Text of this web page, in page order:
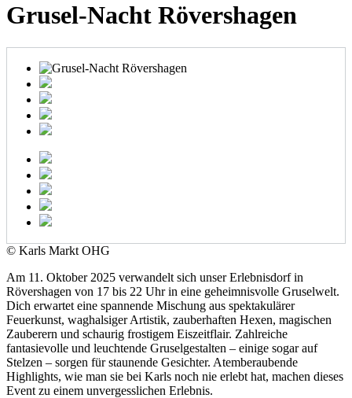
Grusel-Nacht Rövershagen
© Karls Markt OHG
Am 11. Oktober 2025 verwandelt sich unser Erlebnisdorf in
Rövershagen von 17 bis 22 Uhr in eine geheimnisvolle Gruselwelt.
Dich erwartet eine spannende Mischung aus spektakulärer
Feuerkunst, waghalsiger Artistik, zauberhaften Hexen, magischen
Zauberern und schaurig frostigem Eiszeitflair. Zahlreiche
fantasievolle und leuchtende Gruselgestalten – einige sogar auf
Stelzen – sorgen für staunende Gesichter. Atemberaubende
Highlights, wie man sie bei Karls noch nie erlebt hat, machen dieses
Event zu einem unvergesslichen Erlebnis.